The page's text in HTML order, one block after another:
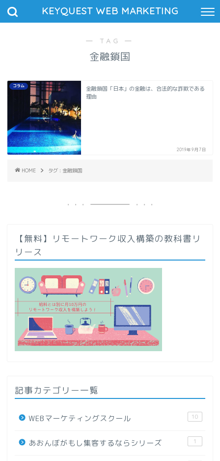
KEYQUEST WEB MARKETING
― TAG ―
金融鎖国
コラム
金融鎖国「日本」の金融は、合法的な詐欺である
理由
2019年9月7日
HOME タグ : 金融鎖国
【無料】リモートワーク収入構築の教科書リ
リース
記事カテゴリー一覧
WEBマーケティングスクール 10
あおんぼがもし集客するならシリーズ 1